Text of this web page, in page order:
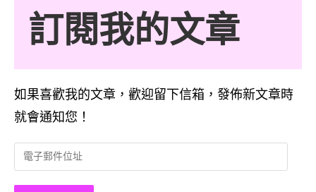
訂閱我的文章
如果喜歡我的文章，歡迎留下信箱，發佈新文章時
就會通知您！
子
郵